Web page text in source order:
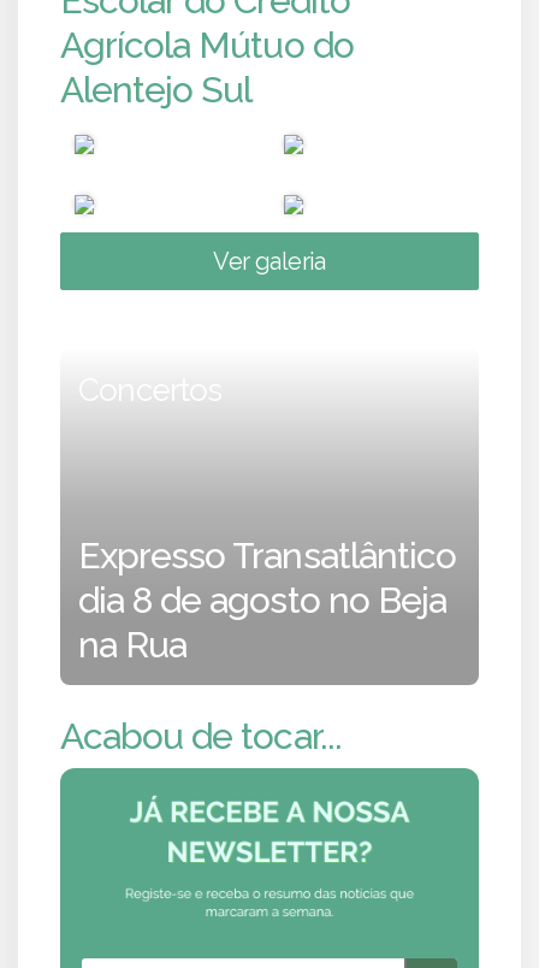
Agrícola Mútuo do
Alentejo Sul
Ver galeria
Concertos
Expresso Transatlântico
dia 8 de agosto no Beja
na Rua
Acabou de tocar...